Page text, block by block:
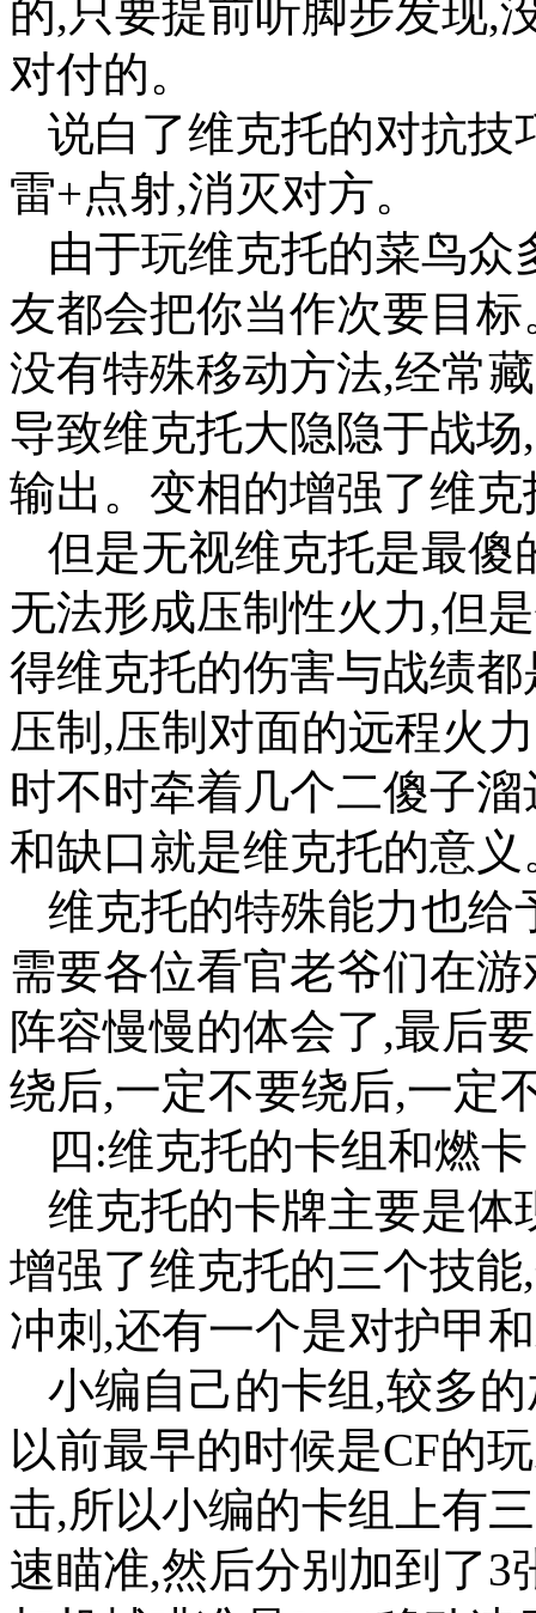
的,只要提前听脚步发现,
对付的。
说白了维克托的对抗技
雷+点射,消灭对方。
由于玩维克托的菜鸟
友都会把你当作次要目
没有特殊移动方法,经常
导致维克托大隐隐于战
输出。变相的增强了维
但是无视维克托是最傻
无法形成压制性火力,但
得维克托的伤害与战绩
压制,压制对面的远程火
时不时牵着几个二傻子
和缺口就是维克托的意义
维克托的特殊能力也给
需要各位看官老爷们在
阵容慢慢的体会了,最后
绕后,一定不要绕后,一定
四:维克托的卡组和燃卡
维克托的卡牌主要是体
增强了维克托的三个技
冲刺,还有一个是对护甲
小编自己的卡组,较多
以前最早的时候是CF的
击,所以小编的卡组上有
速瞄准,然后分别加到了3